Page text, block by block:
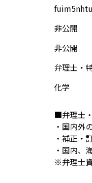
非公開
非公開
弁理士・
化学
■弁理⼠
・国内外
・補正・
・国内、
※弁理士